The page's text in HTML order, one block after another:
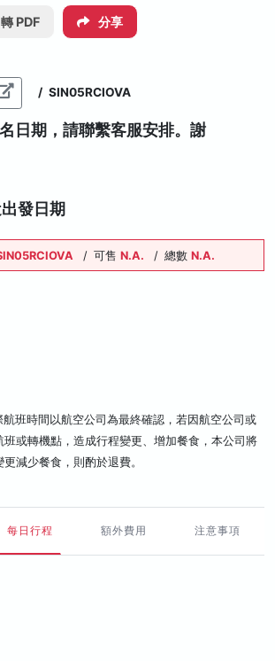
轉 PDF 分享
/ SIN05RCIOVA
日期，請聯繫客服安排。謝
發日期
/ 可售 N.A. / 總數 N.A.
班時間以航空公司為最終確認，若因航空公司或
或轉機點，造成行程變更、增加餐食，本公司將
減少餐食，則酌於退費。
每日行程 額外費用 注意事項